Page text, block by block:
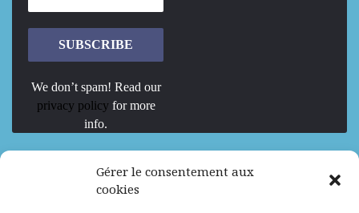
Gérer le consentement aux
cookies
We don’t spam! Read our
privacy policy for more
info.
We are Hiring